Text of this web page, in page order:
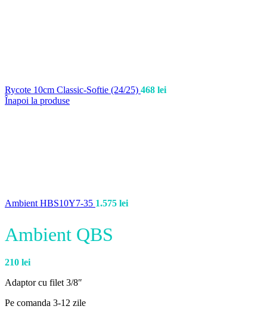
Rycote 10cm Classic-Softie (24/25) 468 lei
Înapoi la produse
Ambient HBS10Y7-35 1.575 lei
Ambient QBS
210 lei
Adaptor cu filet 3/8″
Pe comanda 3-12 zile